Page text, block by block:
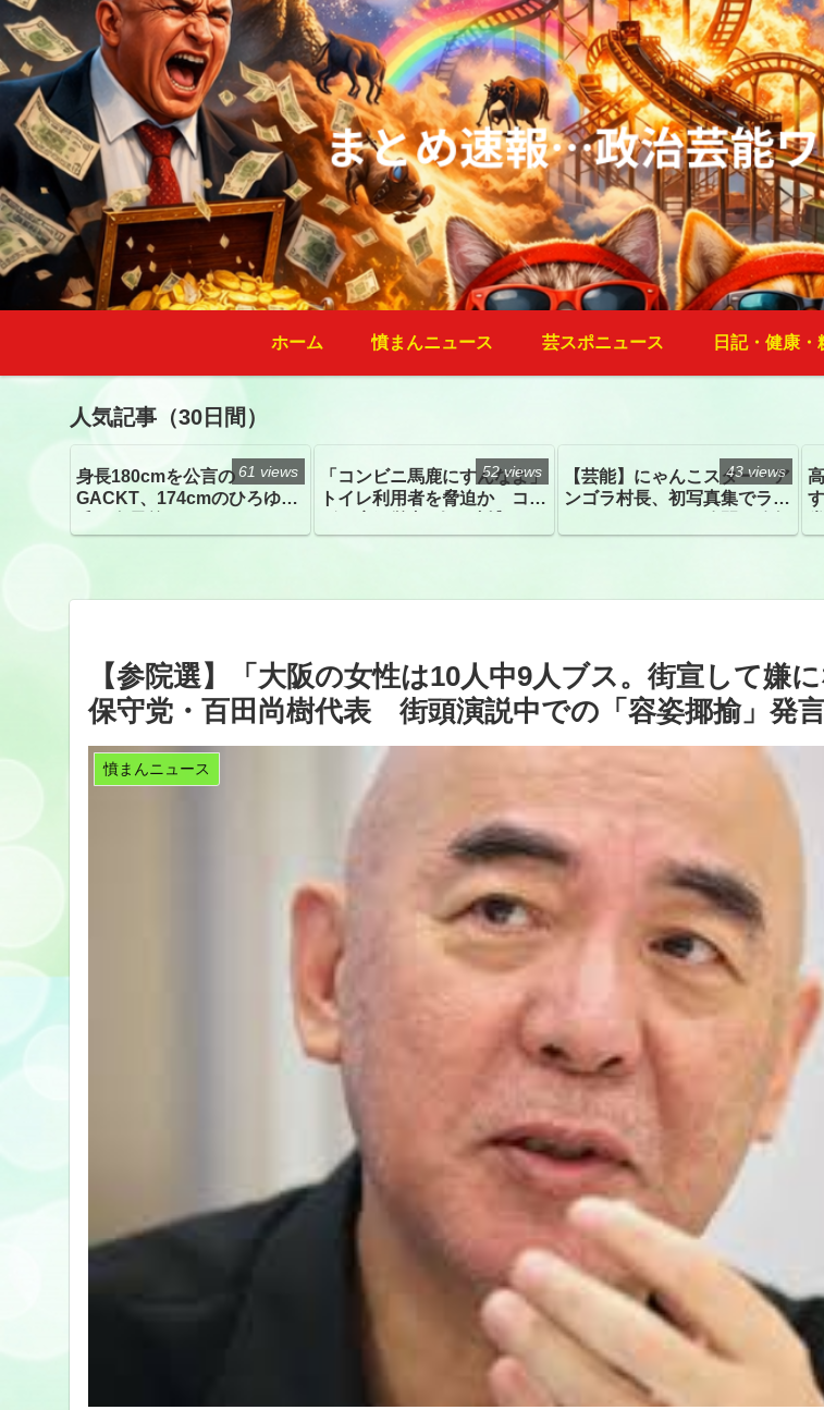
ホーム 憤まんニュース 芸スポニュース 日記・健康・
人気記事（30日間）
身長180cmを公言の
GACKT、174cmのひろゆき
トざわつき イベントでの写
61 views
「コンビニ馬鹿にすんなよ」
トイレ利用者を脅迫か コン
52 views
【芸能】にゃんこスター・ア
ンゴラ村長、初写真集でラン
はデジタル写真集が異例の大
43 views
【参院選】「大阪の女性は10人中9人ブス。街宣して嫌
保守党・百田尚樹代表 街頭演説中での「容姿揶揄」発
憤まんニュース